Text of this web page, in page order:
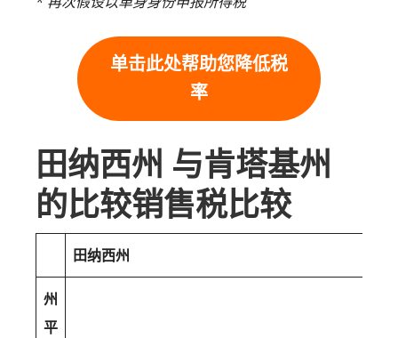
单击此处帮助您降低税
率
田纳西州 与肯塔基州
的比较销售税比较
田纳西州
州
平